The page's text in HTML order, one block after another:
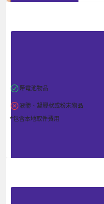
帶電池物品
液體、凝膠狀或粉末物品
*包含本地取件費用